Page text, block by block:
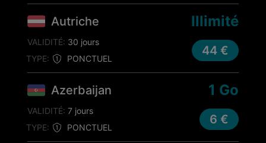
Autriche
TYPE: PONCTUEL
Illimité
VALIDITÉ: 30 jours
44 €
Azerbaijan
TYPE: PONCTUEL
1 Go
VALIDITÉ: 7 jours
6 €